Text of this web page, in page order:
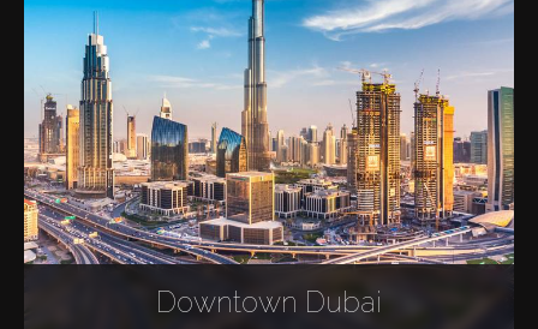
Downtown Dubai